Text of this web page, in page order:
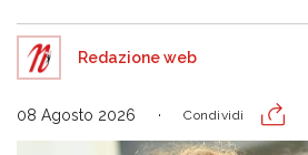
Redazione web
08 Agosto 2026 Condividi